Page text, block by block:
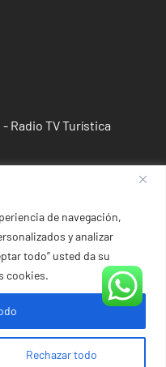
de navegación,
y analizar
todo” usted da su
cookies.
Rechazar todo
Radio TV Turística